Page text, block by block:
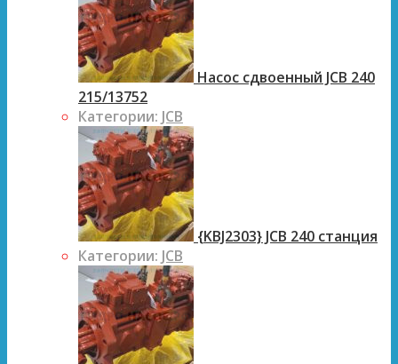
Насос сдвоенный JCB 240
215/13752
Категории: JCB
{KBJ2303} JCB 240 станция
Категории: JCB